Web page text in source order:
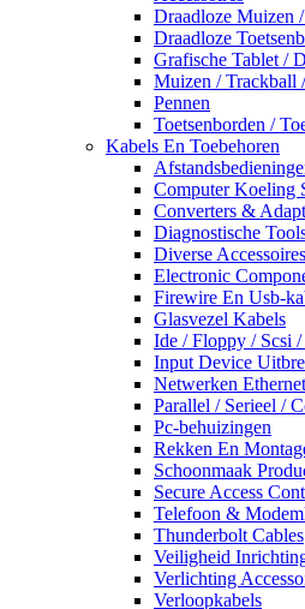
Draadloze Muizen
Draadloze
Grafische Tablet /
Muizen / Trackball
Pennen
Toetsenborden /
Kabels En Toebehoren
Computer Koeling
Converters &
Diagnostische
Diverse Accessoires
Electronic
Firewire En Usb-
Glasvezel Kabels
Ide / Floppy / Scsi /
Input Device
Netwerken
Parallel / Serieel /
Pc-behuizingen
Rekken En
Schoonmaak
Secure Access
Telefoon &
Thunderbolt Cables
Veiligheid
Verlichting
Verloopkabels